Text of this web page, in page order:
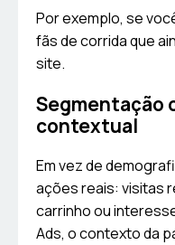
Por exemplo, se
fãs de corrida que
site.
Segmentação
contextual
Em vez de
ações reais: visitas
carrinho ou
Ads, o contexto da